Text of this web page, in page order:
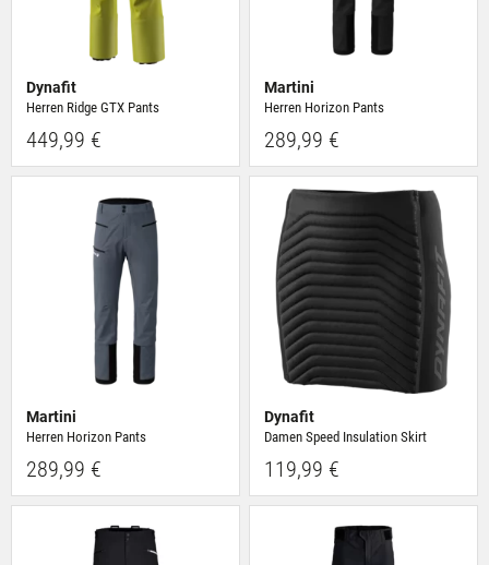
Dynafit
Herren Ridge GTX Pants
449,99 €
Martini
Herren Horizon Pants
289,99 €
Martini
Herren Horizon Pants
289,99 €
Dynafit
Damen Speed Insulation Skirt
119,99 €